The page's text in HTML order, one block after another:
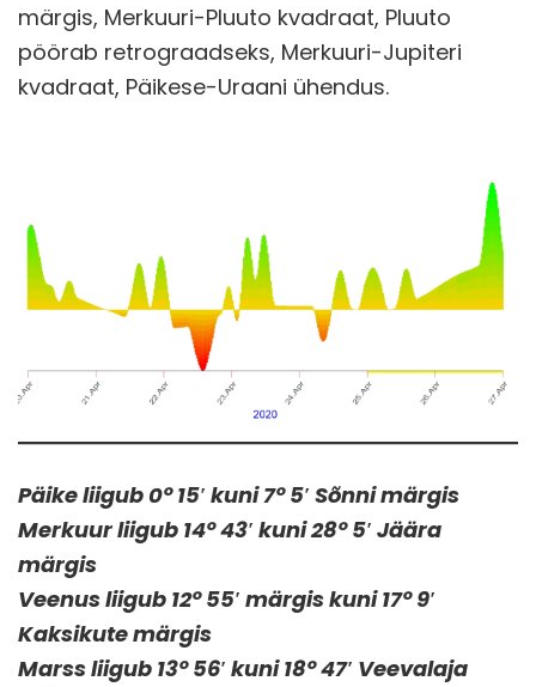
märgis, Merkuuri-Pluuto kvadraat, Pluuto
pöörab retrograadseks, Merkuuri-Jupiteri
kvadraat, Päikese-Uraani ühendus.
Päike liigub 0° 15′ kuni 7° 5′ Sõnni märgis
Merkuur liigub 14° 43′ kuni 28° 5′ Jäära
märgis
Veenus liigub 12° 55′ märgis kuni 17° 9′
Kaksikute märgis
Marss liigub 13° 56′ kuni 18° 47′ Veevalaja